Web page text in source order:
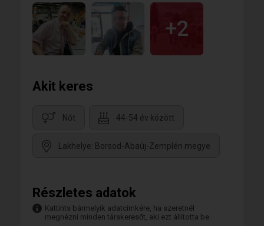
+2
Akit keres
Nőt 44-54 év között
Lakhelye: Borsod-Abaúj-Zemplén megye
Részletes adatok
Kattints bármelyik adatcímkére, ha szeretnél
megnézni minden társkeresőt, aki ezt állította be.